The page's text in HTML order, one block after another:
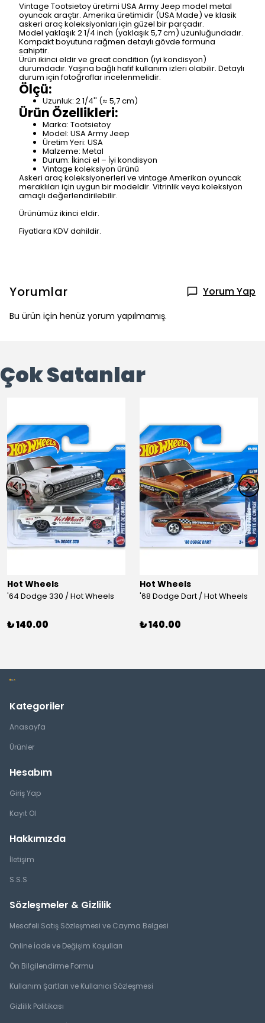
Vintage Tootsietoy üretimi USA Army Jeep model metal
oyuncak araçtır. Amerika üretimidir (USA Made) ve klasik
askeri araç koleksiyonları için güzel bir parçadır.
Model yaklaşık 2 1/4 inch (yaklaşık 5,7 cm) uzunluğundadır.
Kompakt boyutuna rağmen detaylı gövde formuna
sahiptir.
Ürün ikinci eldir ve great condition (iyi kondisyon)
durumdadır. Yaşına bağlı hafif kullanım izleri olabilir. Detaylı
durum için fotoğraflar incelenmelidir.
Ölçü:
Uzunluk: 2 1/4'' (≈ 5,7 cm)
Ürün Özellikleri:
Marka: Tootsietoy
Model: USA Army Jeep
Üretim Yeri: USA
Malzeme: Metal
Durum: İkinci el – İyi kondisyon
Vintage koleksiyon ürünü
Askeri araç koleksiyonerleri ve vintage Amerikan oyuncak
meraklıları için uygun bir modeldir. Vitrinlik veya koleksiyon
amaçlı değerlendirilebilir.
Ürünümüz ikinci eldir.
Fiyatlara KDV dahildir.
Yorumlar Yorum Yap
Bu ürün için henüz yorum yapılmamış.
Çok Satanlar
Hot Wheels
'64 Dodge 330 / Hot Wheels
₺ 140.00
Hot Wheels
'68 Dodge Dart / Hot Wheels
₺ 140.00
Kategoriler
Anasayfa
Ürünler
Hesabım
Giriş Yap
Kayıt Ol
Hakkımızda
İletişim
S.S.S
Sözleşmeler & Gizlilik
Mesafeli Satış Sözleşmesi ve Cayma Belgesi
Online İade ve Değişim Koşulları
Ön Bilgilendirme Formu
Kullanım Şartları ve Kullanıcı Sözleşmesi
Gizlilik Politikası